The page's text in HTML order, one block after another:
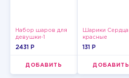
Набор шаров для
девушки-1
2431 P
ДОБАВИТЬ
Шарики Сердца
красные
131 P
ДОБАВИТЬ